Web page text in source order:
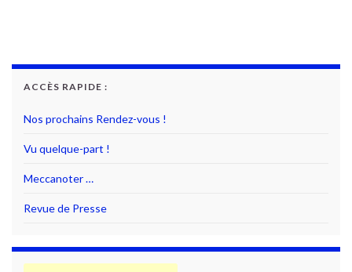
ACCÈS RAPIDE :
Nos prochains Rendez-vous !
Vu quelque-part !
Meccanoter …
Revue de Presse